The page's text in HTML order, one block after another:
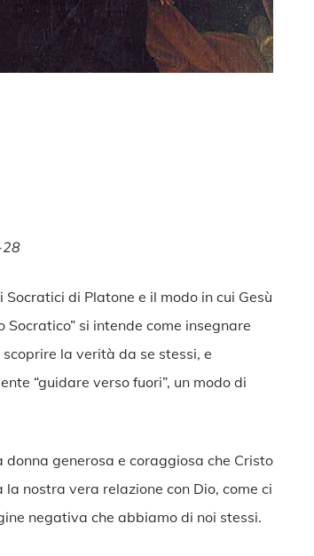
28
di Platone e il modo in cui Gesù
si intende come insegnare
la verità da se stessi, e
“guidare verso fuori”, un modo di
generosa e coraggiosa che Cristo
nostra vera relazione con Dio, come ci
negativa che abbiamo di noi stessi.